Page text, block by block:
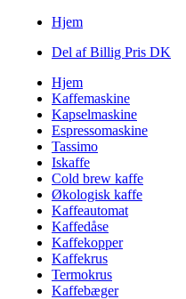
Hjem
Del af Billig Pris DK
Hjem
Kaffemaskine
Kapselmaskine
Espressomaskine
Tassimo
Iskaffe
Cold brew kaffe
Økologisk kaffe
Kaffeautomat
Kaffedåse
Kaffekopper
Kaffekrus
Termokrus
Kaffebæger